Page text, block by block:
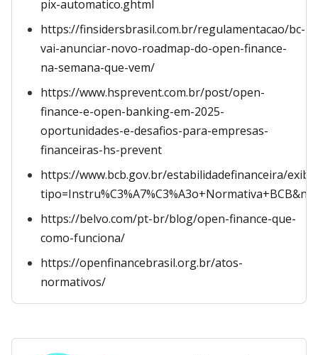
pix-automatico.ghtml
https://finsidersbrasil.com.br/regulamentacao/bc-
vai-anunciar-novo-roadmap-do-open-finance-
na-semana-que-vem/
https://www.hsprevent.com.br/post/open-
finance-e-open-banking-em-2025-
oportunidades-e-desafios-para-empresas-
financeiras-hs-prevent
https://www.bcb.gov.br/estabilidadefinanceira/
https://belvo.com/pt-br/blog/open-finance-que-
como-funciona/
https://openfinancebrasil.org.br/atos-
normativos/